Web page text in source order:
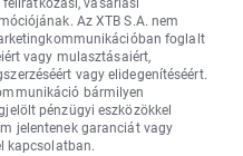
Az XTB S.A. nem
foglalt
vagy mulasztásaiért,
vagy elidegenítéséért.
bármilyen
pénzügyi eszközökkel
jelentenek garanciát vagy
kapcsolatban.